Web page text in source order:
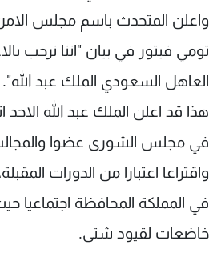
واعلن المتحدث باسم مجلس الامن
تومي فيتور في بيان "اننا نرحب
العاهل السعودي الملك عبد الله".
هذا قد اعلن الملك عبد الله الاحد
في مجلس الشورى عضوا والمجالس
واقتراعا اعتبارا من الدورات
في المملكة المحافظة اجتماعيا
خاضعات لقيود شتى.